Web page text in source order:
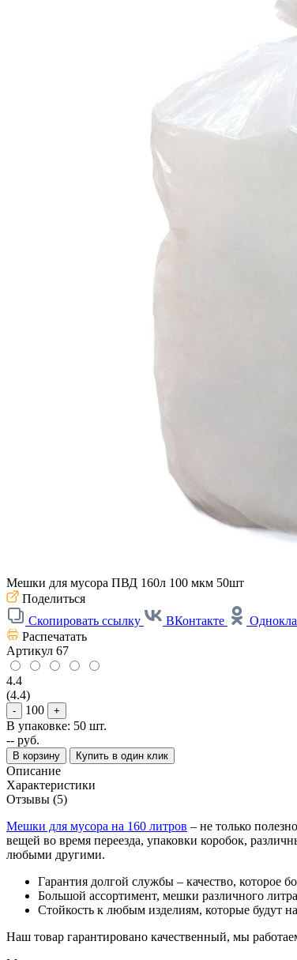
Мешки для мусора ПВД 160л 100 мкм 50шт
Поделиться
Скопировать ссылку
ВКонтакте
Распечатать
Артикул 67
4.4
(4.4)
- 100 +
В упаковке: 50 шт.
-- руб.
В корзину Купить в один клик
Описание
Характеристики
Отзывы (5)
Мешки для мусора на 160 литров – не только
вещей во время переезда, упаковки коробок,
любыми другими.
Гарантия долгой службы – качество, которое
Большой ассортимент, мешки различного
Стойкость к любым изделиям, которые будут
Наш товар гарантировано качественный, мы